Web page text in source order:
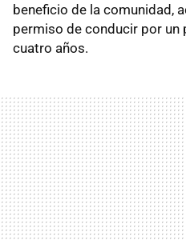
beneficio de la comunidad,
permiso de conducir por un
cuatro años.